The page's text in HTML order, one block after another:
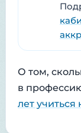
О том,
в
лет учиться